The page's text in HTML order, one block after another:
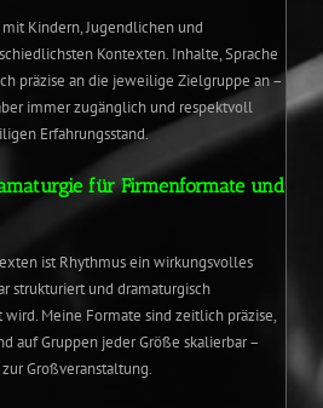
Kindern, Jugendlichen und
Kontexten. Inhalte, Sprache
präzise an die jeweilige Zielgruppe an –
immer zugänglich und respektvoll
Erfahrungsstand.
für Firmenformate und
ist Rhythmus ein wirkungsvolles
strukturiert und dramaturgisch
Meine Formate sind zeitlich präzise,
auf Gruppen jeder Größe skalierbar –
Großveranstaltung.